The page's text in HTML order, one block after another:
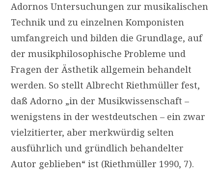
Adornos Untersuchungen zur musikalischen
Technik und zu einzelnen Komponisten
umfangreich und bilden die Grundlage, auf
der musikphilosophische Probleme und
Fragen der Ästhetik allgemein behandelt
werden. So stellt Albrecht Riethmüller fest,
daß Adorno „in der Musikwissenschaft –
wenigstens in der westdeutschen – ein zwar
vielzitierter, aber merkwürdig selten
ausführlich und gründlich behandelter
Autor geblieben“ ist (Riethmüller 1990, 7).